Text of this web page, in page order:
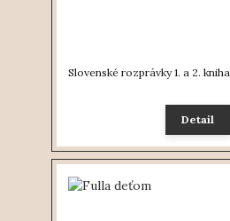
Slovenské rozprávky 1. a 2. kniha
Detail